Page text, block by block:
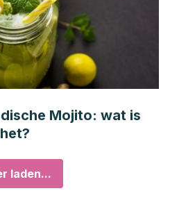
Mojito: wat is
laden...